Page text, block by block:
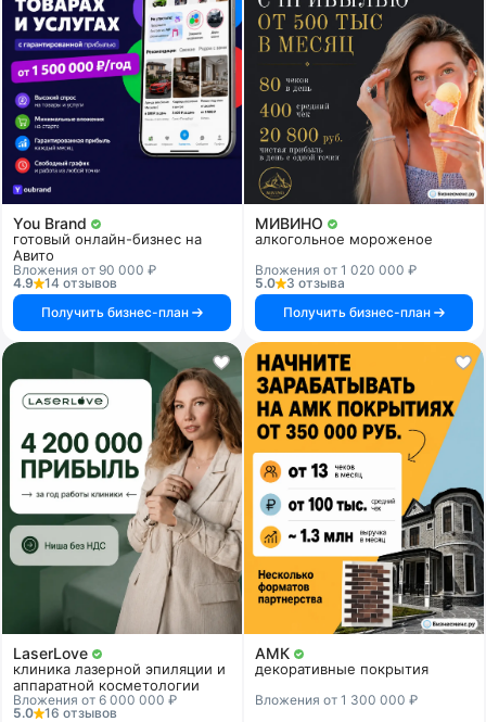
You Brand
готовый онлайн-бизнес на
Авито
Вложения от 90 000 ₽
4.9
14 отзывов
Получить бизнес-план
МИВИНО
алкогольное мороженое
Вложения от 1 020 000 ₽
5.0
3 отзыва
Получить бизнес-план
LaserLove
клиника лазерной эпиляции и
аппаратной косметологии
Вложения от 6 000 000 ₽
5.0
16 отзывов
АМК
декоративные покрытия
Вложения от 1 300 000 ₽